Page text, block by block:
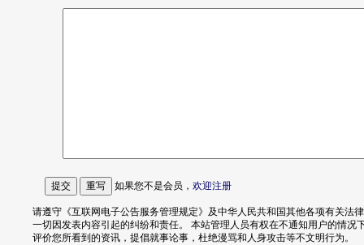
如果您不是会员， 欢迎注册
请遵守《互联网电子公告服务管理规定》及中华人民共和国其他各项有关法
一切因发表内容引起的纠纷和责任。 本站管理人员有权在不通知用户的情况
评价您所看到的资讯，提倡就事论事，杜绝漫骂和人身攻击等不文明行为。